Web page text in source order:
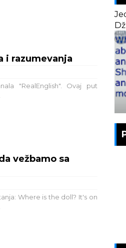
i razumevanja
"RealEnglish". Ovaj put
vežbamo sa
Where is the doll? It's on